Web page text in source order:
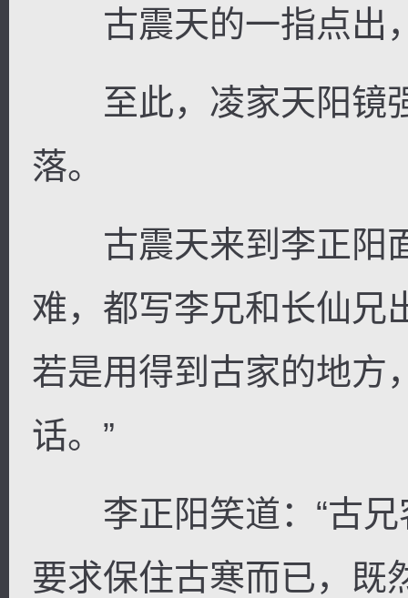
古震天的一指点出
至此，凌家天阳镜
落。
古震天来到李正阳面
难，都写李兄和长仙兄
若是用得到古家的地方
话。”
李正阳笑道：“古兄
要求保住古寒而已，既